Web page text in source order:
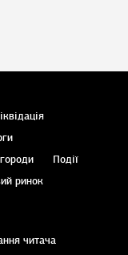
Події
ринок
читача